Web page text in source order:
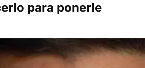
para ponerle